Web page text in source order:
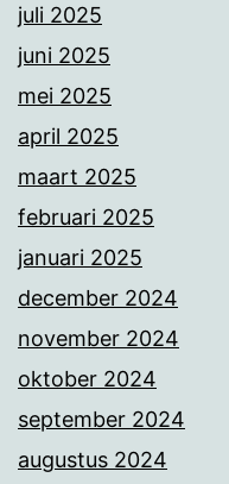
juli 2025
juni 2025
mei 2025
april 2025
maart 2025
februari 2025
januari 2025
december 2024
november 2024
oktober 2024
september 2024
augustus 2024